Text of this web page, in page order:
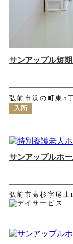
サンアップル短
弘前市浜の町東5
サンアップルホ
弘前市高杉字尾上